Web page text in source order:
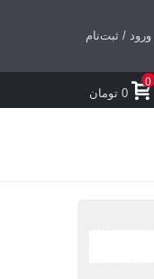
ورود / ثبت‌نام
0
0 تومان